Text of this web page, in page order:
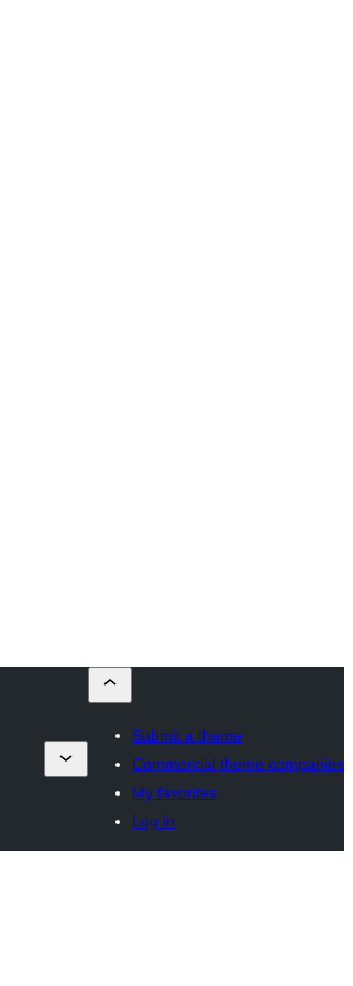
Submit a theme
Commercial theme companies
My favorites
Log in